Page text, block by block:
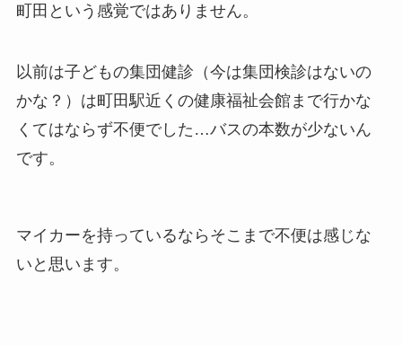
町田という感覚ではありません。
以前は子どもの集団健診（今は集団検診はないの
かな？）は町田駅近くの健康福祉会館まで行かな
くてはならず不便でした…バスの本数が少ないん
です。
マイカーを持っているならそこまで不便は感じな
いと思います。